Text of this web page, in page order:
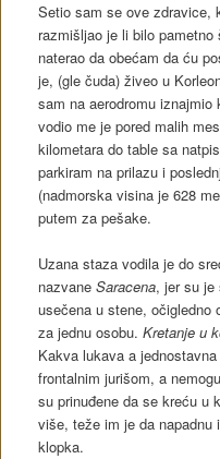
Setio sam se ove zdravice,
razmišljao je li bilo
naterao da obećam da ću
je, (gle čuda) živeo u
sam na aerodromu
vodio me je pored malih
kilometara do table sa
parkiram na prilazu i
(nadmorska visina je 628
putem za pešake.
Uzana staza vodila je do
nazvane Saracena, jer su je
usečena u stene, očigledno
za jednu osobu. Kretanje u
Kakva lukava a
frontalnim jurišom, a
su prinuđene da se kreću u
više, teže im je da napadnu
klopka.